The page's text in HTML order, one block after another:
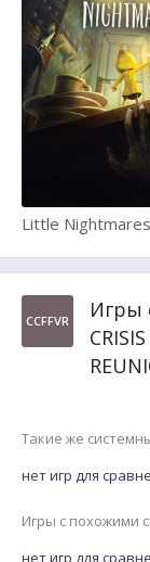
Little Nightmares
CCFFVR
Игры
Такие же
нет игр для
Игры с похожими
нет игр для